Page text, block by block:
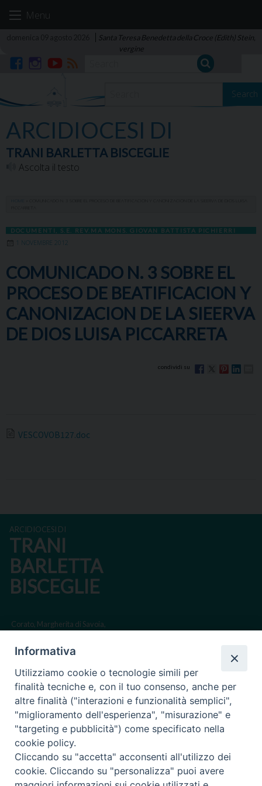
Menu
Santa Teresa Benedetta della Croce (Edith) Stein,
vergine
Search
ARCIDIOCESI DI
TRANI BARLETTA BISCEGLIE
Ascolta il testo
DOCUMENTI S.E. REV.MA MONS. GIOVAN BATTISTA PICHIERRI
1 NOVEMBRE 2012
COMUNICADO N. 3 SOBRE EL
PROCESO DE BEATIFICACION Y
CANONIZACION DE LA SIEERVA
DE DIOS LUISA PICCARRETA
VESCOVOB127.doc
ARCIDIOCESI DI
TRANI
BARLETTA
BISCEGLIE
Corato, Margherita di Savoia,
Regione ecclesiastica Puglia
Via Beltrani, 9
76125 Trani BT
Centralino Tel. 0883 494211
Cancelleria Tel. 0883 494204
Informativa
Utilizziamo cookie o tecnologie simili per
finalità tecniche e, con il tuo consenso, anche per
altre finalità ("interazioni e funzionalità semplici",
"miglioramento dell'esperienza", "misurazione" e
"targeting e pubblicità") come specificato nella
cookie policy.
Cliccando su "accetta" acconsenti all'utilizzo dei
cookie. Cliccando su "personalizza" puoi avere